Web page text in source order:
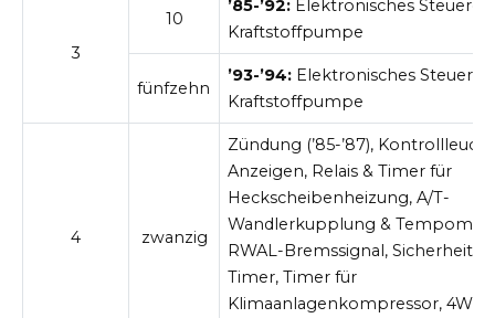
3
10
’85-’92: Elektronisches
Kraftstoffpumpe
fünfzehn
’93-’94: Elektronisches
Kraftstoffpumpe
4 zwanzig
Zündung (’85-’87),
Anzeigen, Relais & Timer für
Heckscheibenheizung, A/T-
Wandlerkupplung & Tempomat,
RWAL-Bremssignal,
Timer, Timer für
Klimaanlagenkompressor, 4WD-